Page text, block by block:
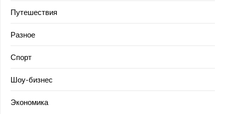
Путешествия
Разное
Спорт
Шоу-бизнес
Экономика